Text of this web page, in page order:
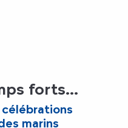
forts...
marins